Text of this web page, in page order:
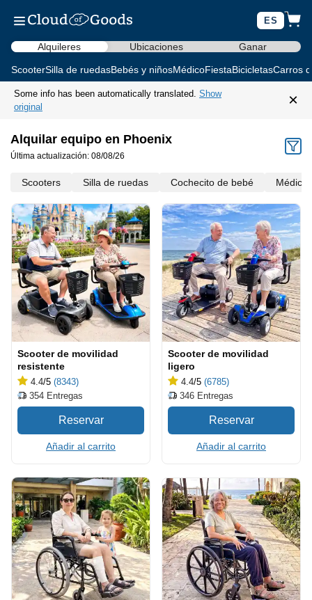
ES
Alquileres Ubicaciones Ganar
ScooterSilla de ruedasBebés y niñosMédicoFiestaBicicletasCarros
Some info has been automatically translated. Show
original
×
Alquilar equipo en Phoenix
Última actualización: 08/08/26
Scooters Silla de ruedas Cochecito de bebé Médico
Scooter de movilidad
resistente
4.4/5 (8343)
354 Entregas
Añadir al carrito
Scooter de movilidad
ligero
4.4/5 (6785)
346 Entregas
Añadir al carrito